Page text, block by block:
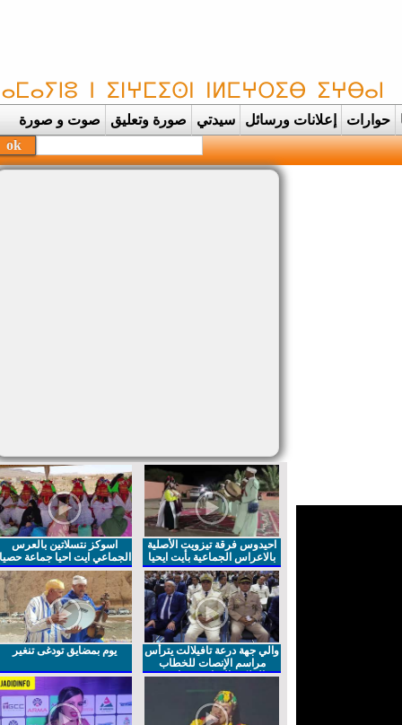
حوارات إعلانات ورسائل سيدتي صورة وتعليق صوت و صورة
احيدوس فرقة تيزويت الأصلية
بالاعراس الجماعية بأيت ايحيا
اسوكز نتسلاتين بالعرس
الجماعي ايت احيا جماعة حصيا
والي جهة درعة تافيلالت يترأس
مراسم الإنصات للخطاب
الملكي السامي بمناسبة
يوم بمضايق تودغى تنغير